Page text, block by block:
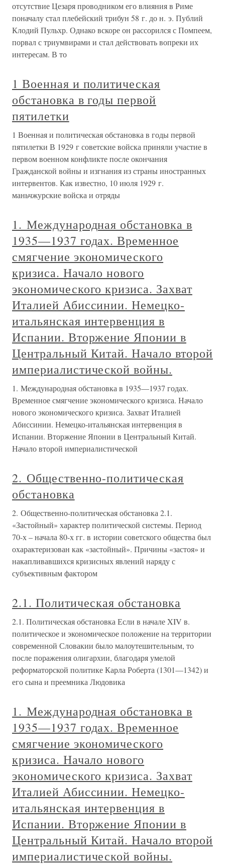
отсутствие Цезаря проводником его влияния в Риме
поначалу стал плебейский трибун 58 г. до н. э. Публий
Клодий Пульхр. Однако вскоре он рассорился с Помпеем,
порвал с триумвирами и стал действовать вопреки их
интересам. В то
1 Военная и политическая
обстановка в годы первой
пятилетки
1 Военная и политическая обстановка в годы первой
пятилетки В 1929 г советские войска приняли участие в
первом военном конфликте после окончания
Гражданской войны и изгнания из страны иностранных
интервентов. Как известно, 10 июля 1929 г.
маньчжурские войска и отряды
1. Международная обстановка в
1935—1937 годах. Временное
смягчение экономического
кризиса. Начало нового
экономического кризиса. Захват
Италией Абиссинии. Немецко-
итальянская интервенция в
Испании. Вторжение Японии в
Центральный Китай. Начало второй
империалистической войны.
1. Международная обстановка в 1935—1937 годах.
Временное смягчение экономического кризиса. Начало
нового экономического кризиса. Захват Италией
Абиссинии. Немецко-итальянская интервенция в
Испании. Вторжение Японии в Центральный Китай.
Начало второй империалистической
2. Общественно-политическая
обстановка
2. Общественно-политическая обстановка 2.1.
«Застойный» характер политической системы. Период
70-х – начала 80-х гг. в истории советского общества был
охарактеризован как «застойный». Причины «застоя» и
накапливавшихся кризисных явлений наряду с
субъективным фактором
2.1. Политическая обстановка
2.1. Политическая обстановка Если в начале XIV в.
политическое и экономическое положение на территории
современной Словакии было малоутешительным, то
после поражения олигархии, благодаря умелой
реформаторской политике Карла Роберта (1301—1342) и
его сына и преемника Людовика
1. Международная обстановка в
1935—1937 годах. Временное
смягчение экономического
кризиса. Начало нового
экономического кризиса. Захват
Италией Абиссинии. Немецко-
итальянская интервенция в
Испании. Вторжение Японии в
Центральный Китай. Начало второй
империалистической войны.